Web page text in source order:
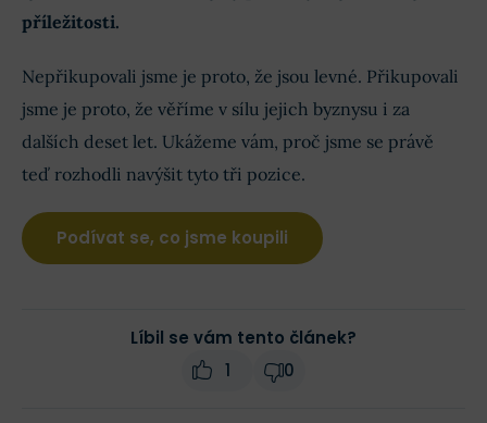
příležitosti.
Nepřikupovali jsme je proto, že jsou levné. Přikupovali
jsme je proto, že věříme v sílu jejich byznysu i za
dalších deset let. Ukážeme vám, proč jsme se právě
teď rozhodli navýšit tyto tři pozice.
Podívat se, co jsme koupili
Líbil se vám tento článek?
1
0